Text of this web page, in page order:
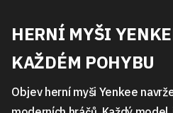
HERNÍ MYŠI
KAŽDÉM POHYBU
Objev herní myši Yenkee